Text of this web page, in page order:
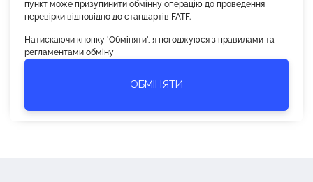
пункт може призупинити обмінну операцію до проведення
перевірки відповідно до стандартів FATF.
Натискаючи кнопку 'Обміняти', я погоджуюся з правилами та
регламентами обміну
ОБМІНЯТИ